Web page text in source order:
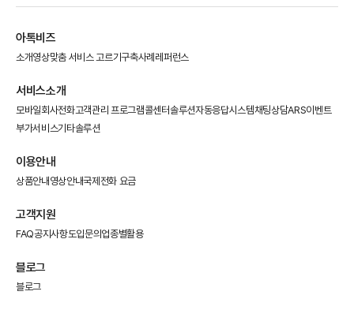
아톡비즈
소개영상맞춤 서비스 고르기구축사례 레퍼런스
서비스소개
모바일회사전화고객관리 프로그램콜센터솔루션자동응답시스템채팅상담ARS이벤트
부가서비스기타솔루션
이용안내
상품안내 영상안내국제전화 요금
고객지원
FAQ공지사항도입문의 업종별활용
블로그
블로그